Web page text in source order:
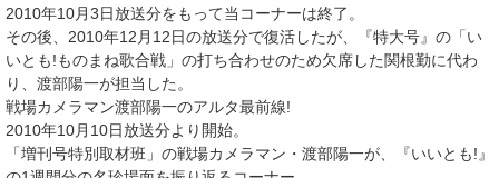
2010年10月3日放送分をもって当コーナーは終了。
その後、2010年12月12日の放送分で復活したが、『特大号』の「い
いとも!ものまね歌合戦」の打ち合わせのため欠席した関根勤に代わ
り、渡部陽一が担当した。
戦場カメラマン渡部陽一のアルタ最前線!
2010年10月10日放送分より開始。
「増刊号特別取材班」の戦場カメラマン・渡部陽一が、『いいとも!』